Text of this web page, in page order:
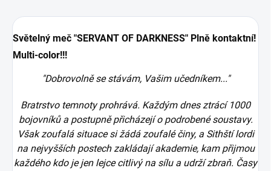
Světelný meč "SERVANT OF DARKNESS" Plně kontaktní!
Multi-color!!!
"Dobrovolně se stávám, Vašim učedníkem..."
Bratrstvo temnoty prohrává. Každým dnes ztrácí 1000
bojovníků a postupně přicházejí o podrobené soustavy.
Však zoufalá situace si žádá zoufalé činy, a Sithští lordi
na nejvyšších postech zakládají akademie, kam přijmou
každého kdo je jen lejce citlivý na sílu a udrží zbraň. Časy